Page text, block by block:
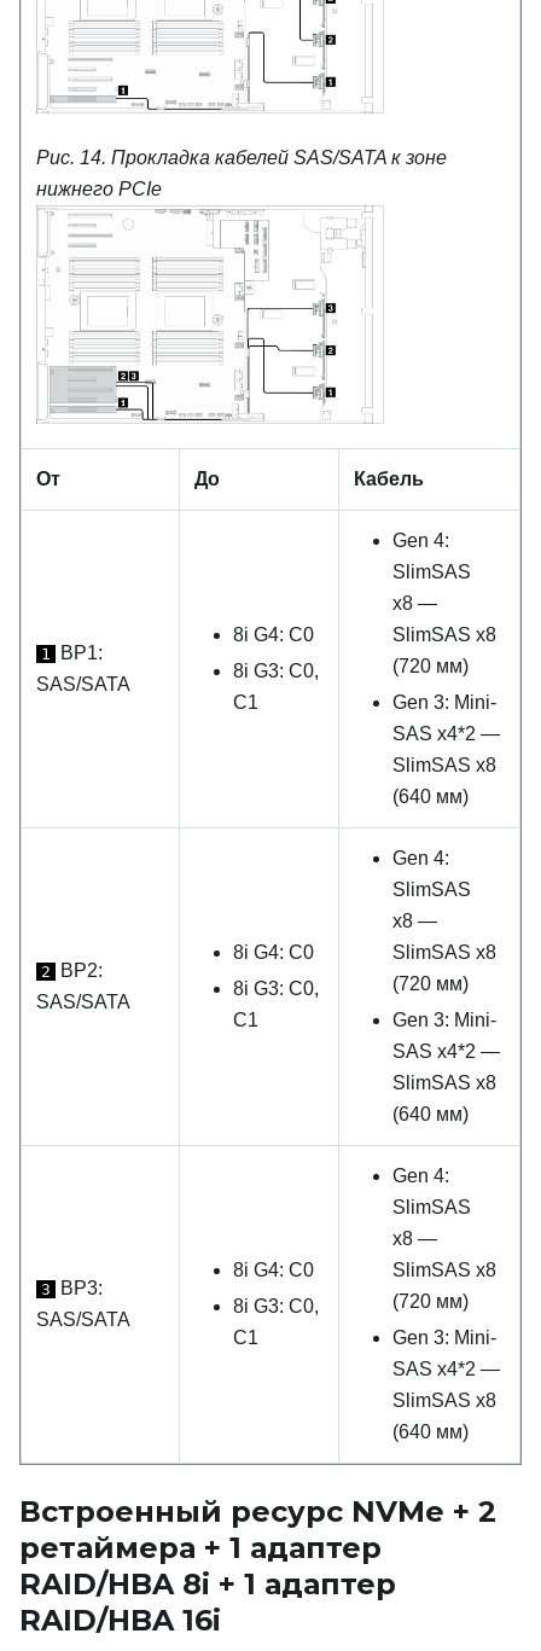
Рис. 14. Прокладка кабелей SAS/SATA к зоне
нижнего PCIe
От До Кабель
1
BP1:
SAS/SATA
8i G4: C0
8i G3: C0,
C1
Gen 4:
SlimSAS
x8 —
SlimSAS x8
(720 мм)
Gen 3: Mini-
SAS x4*2 —
SlimSAS x8
(640 мм)
2
BP2:
SAS/SATA
8i G4: C0
8i G3: C0,
C1
Gen 4:
SlimSAS
x8 —
SlimSAS x8
(720 мм)
Gen 3: Mini-
SAS x4*2 —
SlimSAS x8
(640 мм)
3
BP3:
SAS/SATA
8i G4: C0
8i G3: C0,
C1
Gen 4:
SlimSAS
x8 —
SlimSAS x8
(720 мм)
Gen 3: Mini-
SAS x4*2 —
SlimSAS x8
(640 мм)
Встроенный ресурс NVMe + 2
ретаймера + 1 адаптер
RAID/HBA 8i + 1 адаптер
RAID/HBA 16i